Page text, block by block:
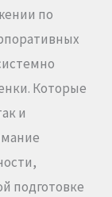
по
Которые
и
подготовке